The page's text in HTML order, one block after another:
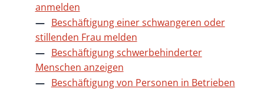
anmelden
Beschäftigung einer schwangeren oder
stillenden Frau melden
Beschäftigung schwerbehinderter
Menschen anzeigen
Beschäftigung von Personen in Betrieben